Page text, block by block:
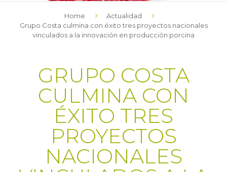
Home
Actualidad
Grupo Costa culmina con éxito tres proyectos nacionales
vinculados a la innovación en producción porcina
GRUPO COSTA
CULMINA CON
ÉXITO TRES
PROYECTOS
NACIONALES